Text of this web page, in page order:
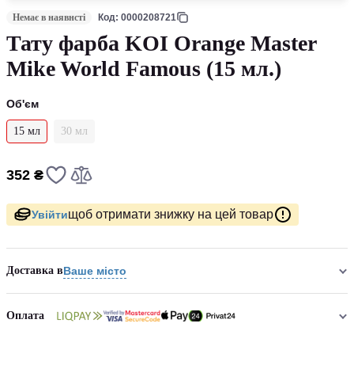
Немає в наявнсті Код: 0000208721
Тату фарба KOI Orange Master
Mike World Famous (15 мл.)
Об'єм
15 мл 30 мл
352 ₴
Увійтищоб отримати знижку на цей товар
Доставка вВаше місто
Оплата